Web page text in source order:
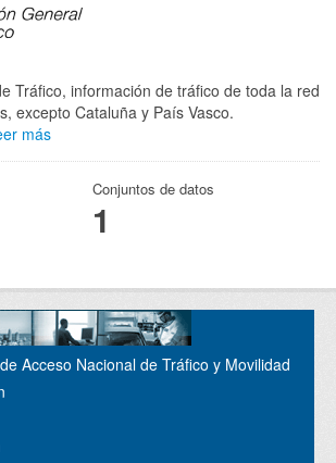
Tráfico, información de tráfico de toda la red
excepto Cataluña y País Vasco.
más
Conjuntos de datos
1
Acceso Nacional de Tráfico y Movilidad